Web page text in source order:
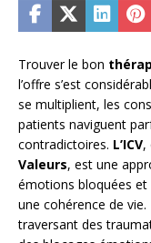
Trouver le bon
l’offre s’est
se multiplient, les
patients naviguent
contradictoires. L’ICV,
Valeurs, est une
émotions bloquées et
une cohérence de vie.
traversant des